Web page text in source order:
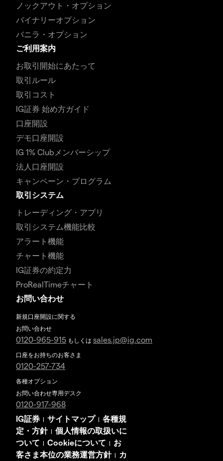
ノックアウト・オプション
バイナリーオプション
バニラ・オプション
ご利用案内
お取引開始にあたって
取引ルール
取引コスト
IG証券 始め方ガイド
口座開設
デモ口座開設
IG 1% Clubメンバーシップ
法人口座開設
キャンペーン・プログラム
取引システム
トレーディング・アプリ
取引システム機能比較
アラート機能
チャート機能
IG証券の約定力
ProRealTimeチャート
お問い合わせ
新規口座開設に関する
お問い合わせ
0120-965-915 もしくは sales.jp@ig.com
口座をお持ちのお客さま
0120-257-734
各種オプション
お問い合わせ専用デスク
0120-917-968
IG証券 | サイトマップ | 各種規
定・方針| 個人情報の取扱いに
ついて | Cookieについて | お
客さま本位の業務運営方針|
カ